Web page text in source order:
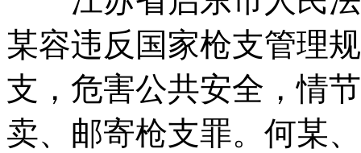
某容违反国家枪支管理
支，危害公共安全，情
卖、邮寄枪支罪。何某